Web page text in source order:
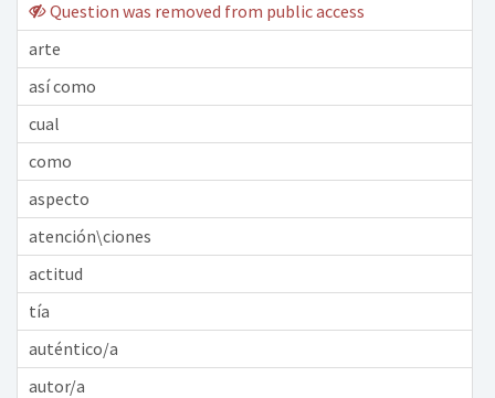
Question was removed from public access
arte
así como
cual
como
aspecto
atención\ciones
actitud
tía
auténtico/a
autor/a